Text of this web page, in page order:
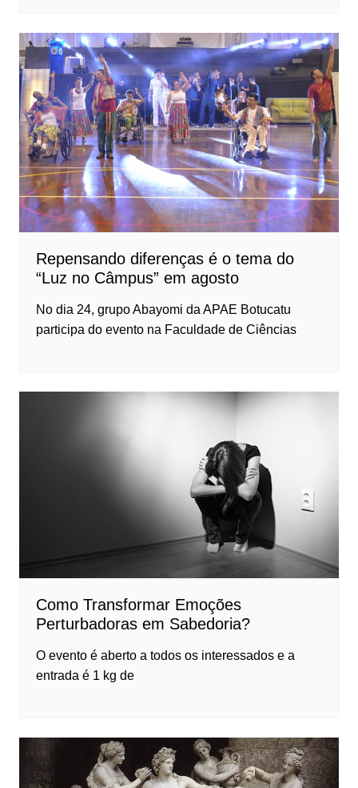
Repensando diferenças é o tema do
“Luz no Câmpus” em agosto
No dia 24, grupo Abayomi da APAE Botucatu
participa do evento na Faculdade de Ciências
Como Transformar Emoções
Perturbadoras em Sabedoria?
O evento é aberto a todos os interessados e a
entrada é 1 kg de